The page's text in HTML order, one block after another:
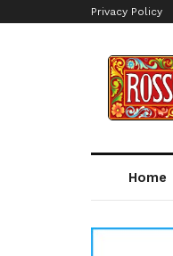
Privacy Policy
Home